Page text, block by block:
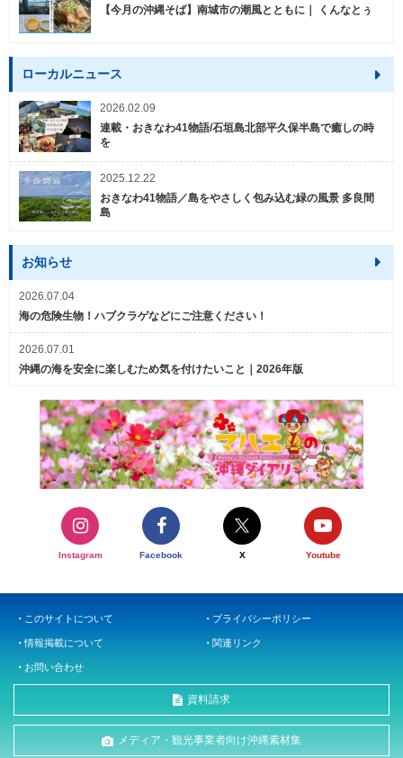
【今月の沖縄そば】南城市の潮風とともに｜ くんなとぅ
ローカルニュース
2026.02.09
連載・おきなわ41物語/石垣島北部平久保半島で癒しの時
を
2025.12.22
おきなわ41物語／島をやさしく包み込む緑の風景 多良間
島
お知らせ
2026.07.04
海の危険生物！ハブクラゲなどにご注意ください！
2026.07.01
沖縄の海を安全に楽しむため気を付けたいこと｜2026年版
Instagram Facebook X Youtube
このサイトについて プライバシーポリシー
情報掲載について 関連リンク
お問い合わせ
資料請求
メディア・観光事業者向け沖縄素材集